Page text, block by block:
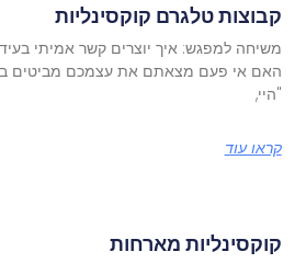
קבוצות טלגרם קוקסינליות
משיחה למפגש: איך יוצרים קשר אמיתי
האם אי פעם מצאתם את עצמכם מביטים
"היי,
קראו עוד
קוקסינליות מארחות